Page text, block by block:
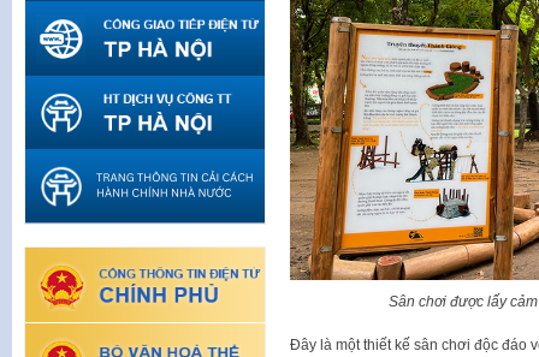
Sân chơi được lấy
Đây là một thiết kế sân chơi độc đáo